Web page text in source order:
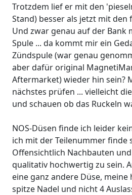
Trotzdem lief er mit den
Stand) besser als jetzt mit
Und zwar genau auf der Bank
Spule ... da kommt mir ein
Zündspule (war genau
aber dafür original
Aftermarket) wieder hin sein?
nächstes prüfen ... vielleicht
und schauen ob das Ruckeln
NOS-Düsen finde ich leider
ich mit der Teilenummer finde
Offensichtlich Nachbauten
qualitativ hochwertig zu sein.
eine ganz andere Düse,
spitze Nadel und nicht 4